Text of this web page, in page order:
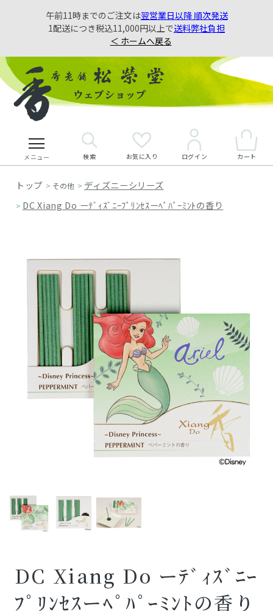
午前11時までのご注文は翌営業日以降 順次発送
1配送につき税込11,000円以上で送料弊社負担
＜ ホームへ戻る
メニュー 検索 お気に入り ログイン カート
> その他 > ディズニーシリーズ
> DC Xiang Do ーﾃﾞｨｽﾞﾆｰﾌﾟﾘﾝｾｽーﾍﾟﾊﾟｰﾐﾝﾄの香り
DC Xiang Do ーﾃﾞｨｽﾞﾆｰ
ﾌﾟﾘﾝｾｽーﾍﾟﾊﾟｰﾐﾝﾄの香り